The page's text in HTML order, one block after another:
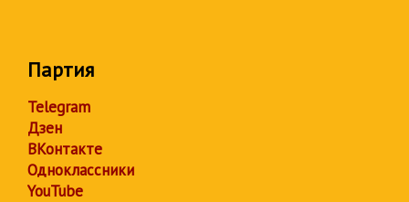
Партия
Telegram
Дзен
ВКонтакте
Одноклассники
YouTube